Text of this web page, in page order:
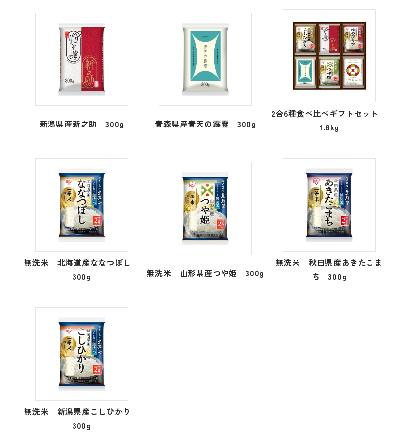
新潟県産新之助 300g 青森県産青天の霹靂 300g
2合6種食べ比べギフトセット
1.8kg
無洗米 北海道産ななつぼし
300g
無洗米 山形県産つや姫 300g
無洗米 秋田県産あきたこま
ち 300g
無洗米 新潟県産こしひかり
300g